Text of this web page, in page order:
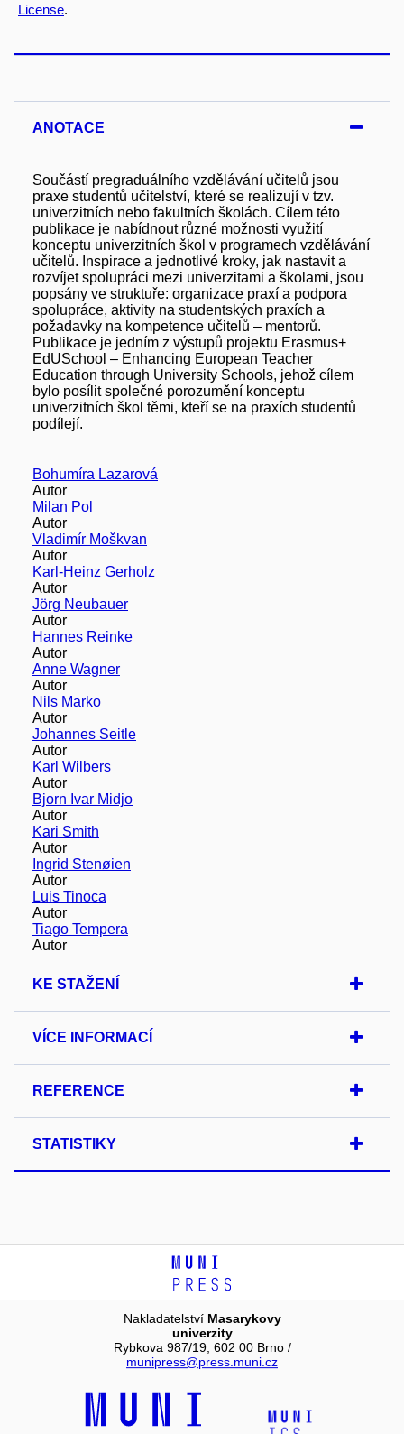
License.
ANOTACE
Součástí pregraduálního vzdělávání učitelů jsou
praxe studentů učitelství, které se realizují v tzv.
univerzitních nebo fakultních školách. Cílem této
publikace je nabídnout různé možnosti využití
konceptu univerzitních škol v programech vzdělávání
učitelů. Inspirace a jednotlivé kroky, jak nastavit a
rozvíjet spolupráci mezi univerzitami a školami, jsou
popsány ve struktuře: organizace praxí a podpora
spolupráce, aktivity na studentských praxích a
požadavky na kompetence učitelů – mentorů.
Publikace je jedním z výstupů projektu Erasmus+
EdUSchool – Enhancing European Teacher
Education through University Schools, jehož cílem
bylo posílit společné porozumění konceptu
univerzitních škol těmi, kteří se na praxích studentů
podílejí.
Bohumíra Lazarová
Autor
Milan Pol
Autor
Vladimír Moškvan
Autor
Karl-Heinz Gerholz
Autor
Jörg Neubauer
Autor
Hannes Reinke
Autor
Anne Wagner
Autor
Nils Marko
Autor
Johannes Seitle
Autor
Karl Wilbers
Autor
Bjorn Ivar Midjo
Autor
Kari Smith
Autor
Ingrid Stenøien
Autor
Luis Tinoca
Autor
Tiago Tempera
Autor
KE STAŽENÍ
VÍCE INFORMACÍ
REFERENCE
STATISTIKY
Nakladatelství Masarykovy
univerzity
Rybkova 987/19, 602 00 Brno /
munipress@press.muni.cz